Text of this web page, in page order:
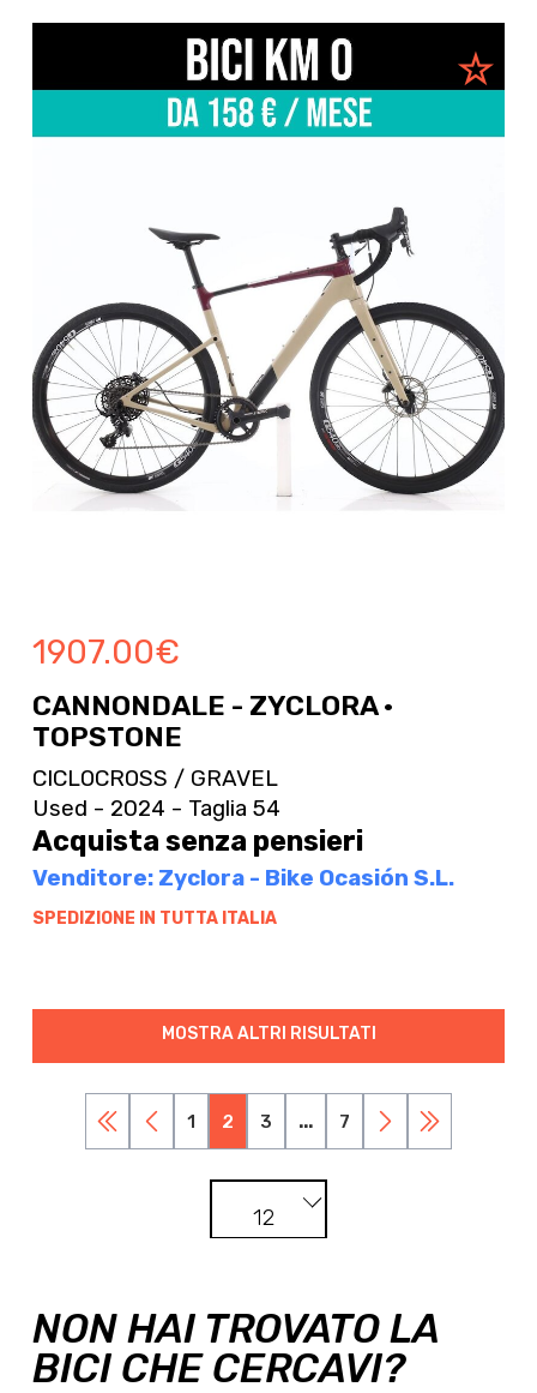
1907.00€
CANNONDALE - ZYCLORA ·
TOPSTONE
CICLOCROSS / GRAVEL
Used - 2024 - Taglia 54
Acquista senza pensieri
Venditore: Zyclora - Bike Ocasión S.L.
SPEDIZIONE IN TUTTA ITALIA
MOSTRA ALTRI RISULTATI
1 2 3 ... 7
12
NON HAI TROVATO LA
BICI CHE CERCAVI?